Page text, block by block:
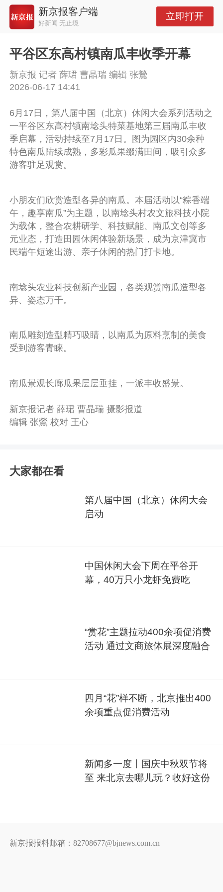
新京报客户端
好新闻 无止境
立即打开
平谷区东高村镇南瓜丰收季开幕
新京报 记者 薛珺 曹晶瑞 编辑 张鶯
2026-06-17 14:41
6月17日，第八届中国（北京）休闲大会系列活动之
一平谷区东高村镇南埝头特菜基地第三届南瓜丰收
季启幕，活动持续至7月17日。图为园区内30余种
特色南瓜陆续成熟，多彩瓜果缀满田间，吸引众多
游客驻足观赏。
小朋友们欣赏造型各异的南瓜。本届活动以“粽香端
午，趣享南瓜”为主题，以南埝头村农文旅科技小院
为载体，整合农耕研学、科技赋能、南瓜文创等多
元业态，打造田园休闲体验新场景，成为京津冀市
民端午短途出游、亲子休闲的热门打卡地。
南埝头农业科技创新产业园，各类观赏南瓜造型各
异、姿态万千。
南瓜雕刻造型精巧吸睛，以南瓜为原料烹制的美食
受到游客青睐。
南瓜景观长廊瓜果层层垂挂，一派丰收盛景。
新京报记者 薛珺 曹晶瑞 摄影报道
编辑 张鶯 校对 王心
大家都在看
第八届中国（北京）休闲大会
启动
中国休闲大会下周在平谷开
幕，40万只小龙虾免费吃
“赏花”主题拉动400余项促消费
活动 通过文商旅体展深度融合
四月“花”样不断，北京推出400
余项重点促消费活动
新闻多一度丨国庆中秋双节将
至 来北京去哪儿玩？收好这份
新京报报料邮箱：82708677@bjnews.com.cn